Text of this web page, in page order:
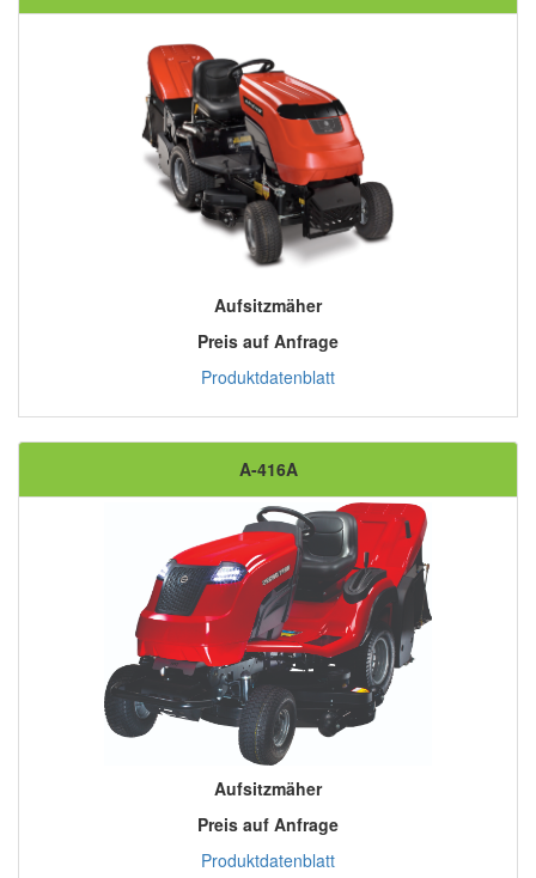
Aufsitzmäher
Preis auf Anfrage
Produktdatenblatt
A-416A
Aufsitzmäher
Preis auf Anfrage
Produktdatenblatt